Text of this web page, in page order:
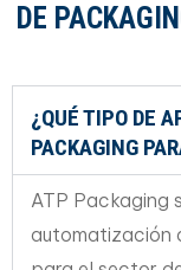
DE
¿QUÉ TIPO DE
PACKAGING
ATP Packaging
automatización